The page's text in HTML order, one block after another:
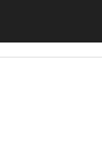
operativo